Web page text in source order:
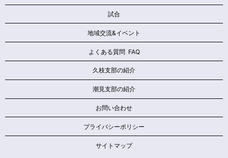
試合
地域交流&イベント
よくある質問 FAQ
久枝支部の紹介
潮見支部の紹介
お問い合わせ
プライバシーポリシー
サイトマップ